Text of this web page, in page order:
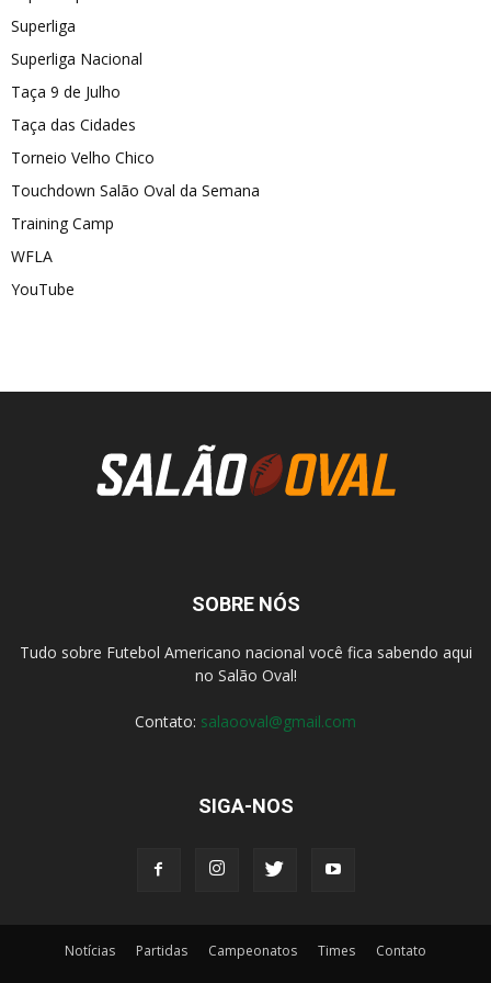
Superliga
Superliga Nacional
Taça 9 de Julho
Taça das Cidades
Torneio Velho Chico
Touchdown Salão Oval da Semana
Training Camp
WFLA
YouTube
SOBRE NÓS
Tudo sobre Futebol Americano nacional você fica sabendo aqui
no Salão Oval!
Contato: salaooval@gmail.com
SIGA-NOS
Notícias Partidas Campeonatos Times Contato